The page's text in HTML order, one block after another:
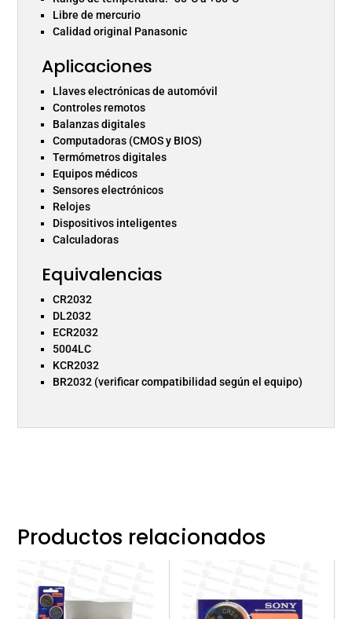
Libre de mercurio
Calidad original Panasonic
Aplicaciones
Llaves electrónicas de automóvil
Controles remotos
Balanzas digitales
Computadoras (CMOS y BIOS)
Termómetros digitales
Equipos médicos
Sensores electrónicos
Relojes
Dispositivos inteligentes
Calculadoras
Equivalencias
CR2032
DL2032
ECR2032
5004LC
KCR2032
BR2032 (verificar compatibilidad según el equipo)
Productos relacionados